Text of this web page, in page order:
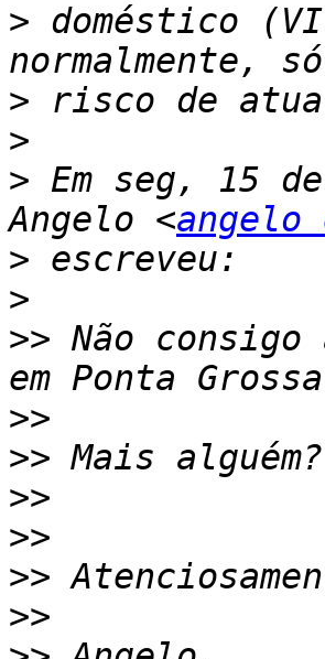
> doméstico
>
>
> Em seg, 15
Angelo <angelo
>
>
>> Não consigo
>>
>>
>>
>>
>>
>>